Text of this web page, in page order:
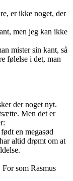
er ikke noget, der
men jeg kan ikke
mister sin kant, så
følelse i det, man
der noget nyt.
Men det er
en megasød
altid drømt om at
som Rasmus